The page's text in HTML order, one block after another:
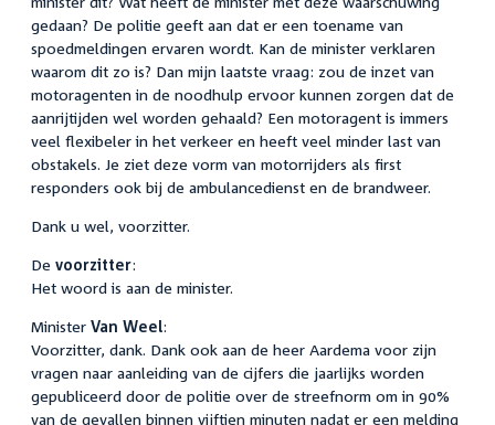
gedaan? De politie geeft aan dat er een toename van
spoedmeldingen ervaren wordt. Kan de minister verklaren
waarom dit zo is? Dan mijn laatste vraag: zou de inzet van
motoragenten in de noodhulp ervoor kunnen zorgen dat de
aanrijtijden wel worden gehaald? Een motoragent is immers
veel flexibeler in het verkeer en heeft veel minder last van
obstakels. Je ziet deze vorm van motorrijders als first
responders ook bij de ambulancedienst en de brandweer.
Dank u wel, voorzitter.
De voorzitter:
Het woord is aan de minister.
Minister Van Weel:
Voorzitter, dank. Dank ook aan de heer Aardema voor zijn
vragen naar aanleiding van de cijfers die jaarlijks worden
gepubliceerd door de politie over de streefnorm om in 90%
van de gevallen binnen vijftien minuten nadat er een melding